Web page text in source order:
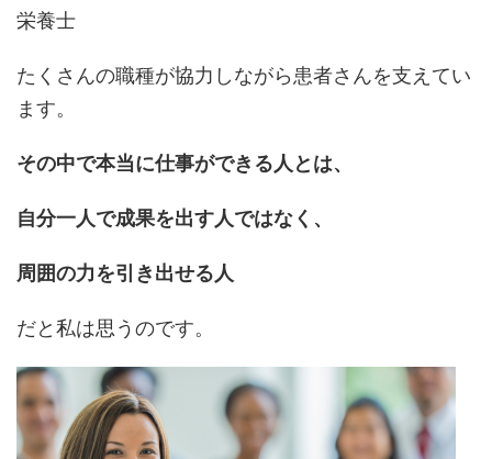
栄養士
たくさんの職種が協力しながら患者さんを支えてい
ます。
その中で本当に仕事ができる人とは、
自分一人で成果を出す人ではなく、
周囲の力を引き出せる人
だと私は思うのです。